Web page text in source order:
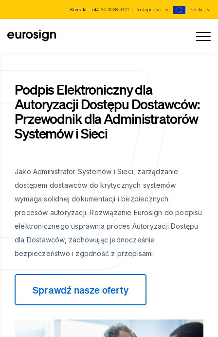
Kontakt : +44 20 3038 3901 Dostępność Polski
Podpis Elektroniczny dla
Autoryzacji Dostępu Dostawców:
Przewodnik dla Administratorów
Systemów i Sieci
Jako Administrator Systemów i Sieci, zarządzanie
dostępem dostawców do krytycznych systemów
wymaga solidnej dokumentacji i bezpiecznych
procesów autoryzacji. Rozwiązanie Eurosign do podpisu
elektronicznego usprawnia proces Autoryzacji Dostępu
dla Dostawców, zachowując jednocześnie
bezpieczeństwo i zgodność z przepisami.
Sprawdź nasze oferty